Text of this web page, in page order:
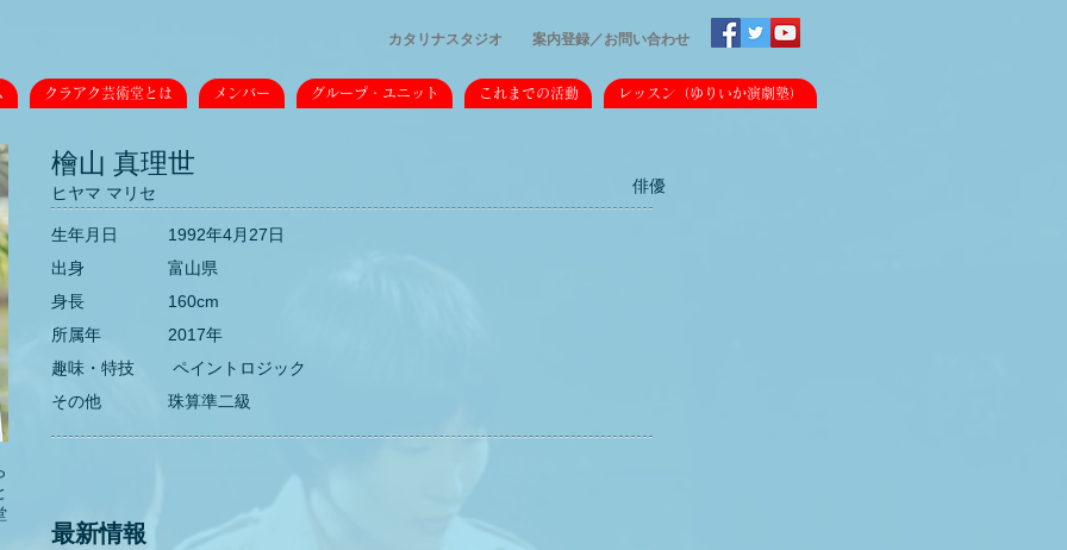
カタリナスタジオ 案内登録／​お問い合わせ
クラアク芸術堂とは メンバー グループ・ユニット これまでの活動 レッスン（ゆりいか演劇塾）
檜山 真理世
ヒヤマ マリセ 俳優
生年月日 1992年4月27日
出身 富山県
身長 160cm
所属年 2017年
趣味・特技 ペイントロジック
その他 珠算準二級
最新情報